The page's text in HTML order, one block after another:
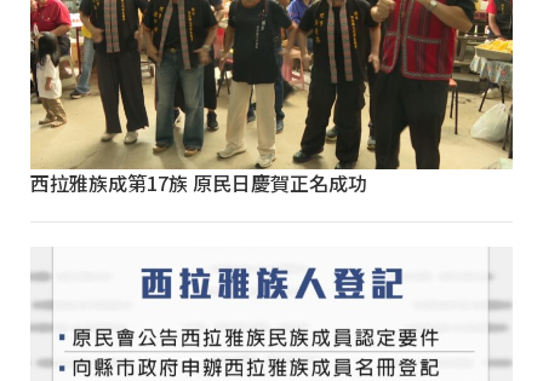
西拉雅族成第17族 原民日慶賀正名成功